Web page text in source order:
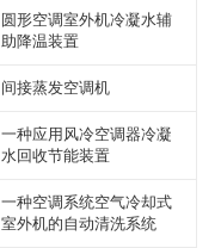
圆形空调室外机冷凝水辅
助降温装置
间接蒸发空调机
一种应用风冷空调器冷凝
水回收节能装置
一种空调系统空气冷却式
室外机的自动清洗系统